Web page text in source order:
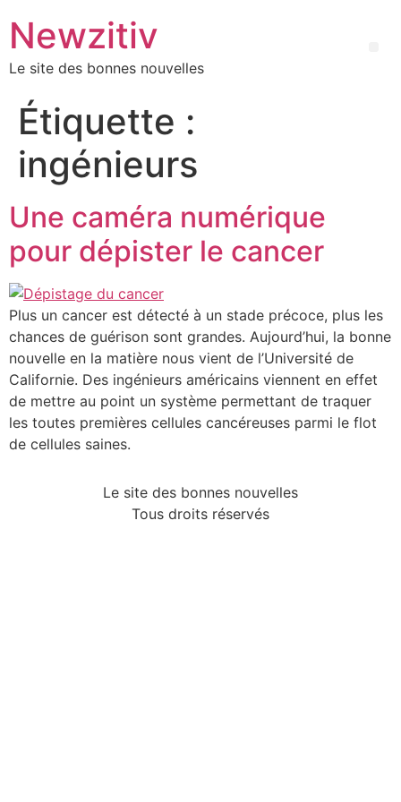
Newzitiv
Le site des bonnes nouvelles
Étiquette :
ingénieurs
Une caméra numérique
pour dépister le cancer
Plus un cancer est détecté à un stade précoce, plus les
chances de guérison sont grandes. Aujourd’hui, la bonne
nouvelle en la matière nous vient de l’Université de
Californie. Des ingénieurs américains viennent en effet
de mettre au point un système permettant de traquer
les toutes premières cellules cancéreuses parmi le flot
de cellules saines.
Le site des bonnes nouvelles
Tous droits réservés